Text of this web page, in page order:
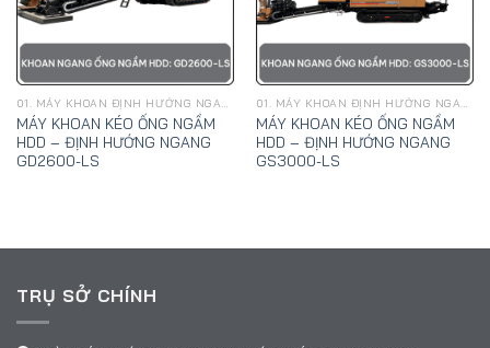
01. MÁY KHOAN ĐỊNH HƯỚNG NGANG, KÉO ỐNG NGẦM HDD - GOODENG
MÁY KHOAN KÉO ỐNG NGẦM
HDD – ĐỊNH HƯỚNG NGANG
GD2600-LS
01. MÁY KHOAN ĐỊNH HƯỚNG NGANG, KÉO ỐNG NGẦM HDD - GOODENG
MÁY KHOAN KÉO ỐNG NGẦM
HDD – ĐỊNH HƯỚNG NGANG
GS3000-LS
TRỤ SỞ CHÍNH